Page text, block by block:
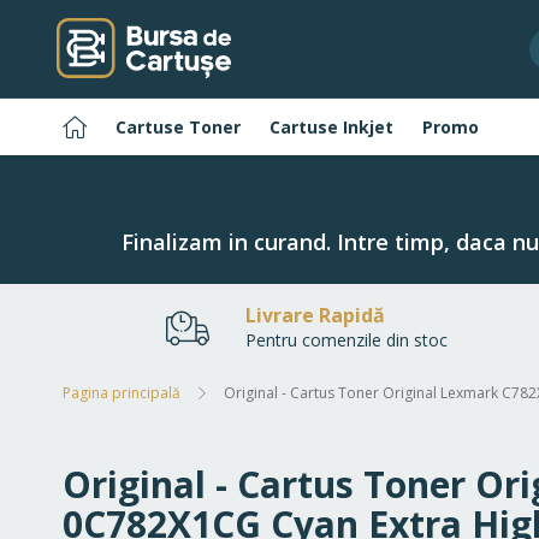
Navigați
la
Conținut
PaginaCartuse Toner Cartuse Inkjet Promo
Finalizam in curand. Intre timp, daca
Livrare Rapidă
Pentru comenzile din stoc
Pagina principală Original - Cartus Toner Original Lexmark
Original - Cartus Toner
0C782X1CG Cyan Extra